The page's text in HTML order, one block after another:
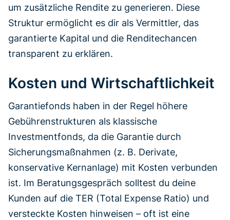
um zusätzliche Rendite zu generieren. Diese
Struktur ermöglicht es dir als Vermittler, das
garantierte Kapital und die Renditechancen
transparent zu erklären.
Kosten und Wirtschaftlichkeit
Garantiefonds haben in der Regel höhere
Gebührenstrukturen als klassische
Investmentfonds, da die Garantie durch
Sicherungsmaßnahmen (z. B. Derivate,
konservative Kernanlage) mit Kosten verbunden
ist. Im Beratungsgespräch solltest du deine
Kunden auf die TER (Total Expense Ratio) und
versteckte Kosten hinweisen – oft ist eine